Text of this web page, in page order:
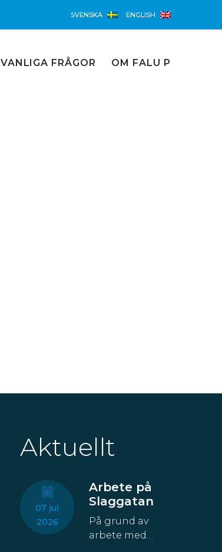
SVENSKA ENGLISH
VANLIGA FRÅGOR OM FALU P
Aktuellt
07 jul
2026
Arbete på
Slaggatan
På grund av
arbete med